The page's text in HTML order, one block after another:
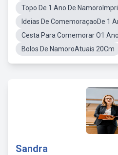
Topo De 1 Ano De
Ideias De ComemoraçaoDe 1
Cesta Para Comemorar O1
Bolos De NamoroAtuais 20Cm
Sandra